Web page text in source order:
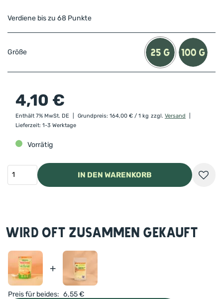
Verdiene bis zu 68 Punkte
Größe
4,10 €
Enthält 7% MwSt. DE Grundpreis: 164,00 € / 1 kg zzgl. Versand
Lieferzeit: 1-3 Werktage
Vorrätig
IN DEN WARENKORB
Wird oft zusammen gekauft
+
Preis für beides: 6,55€